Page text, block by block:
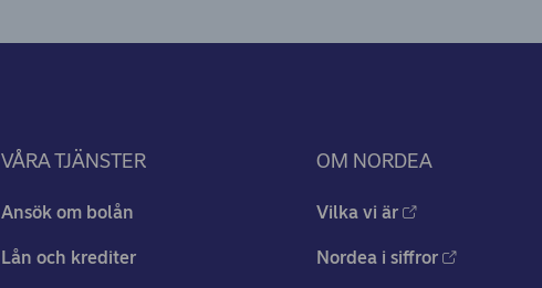
VÅRA TJÄNSTER
Ansök om bolån
Lån och krediter
OM NORDEA
Vilka vi är
Nordea i siffror